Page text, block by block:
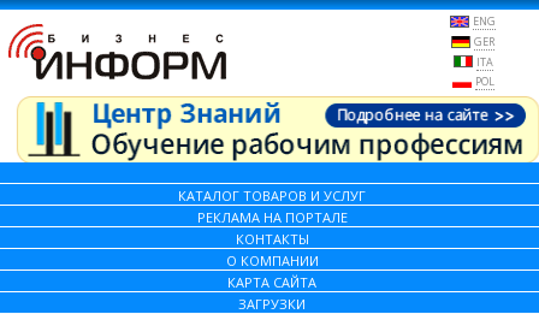
ENG
GER
ITA
POL
КАТАЛОГ ТОВАРОВ И УСЛУГ
РЕКЛАМА НА ПОРТАЛЕ
КОНТАКТЫ
О КОМПАНИИ
КАРТА САЙТА
ЗАГРУЗКИ